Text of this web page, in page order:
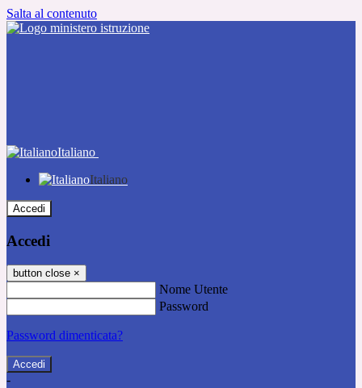
Salta al contenuto
Italiano
Italiano
Accedi
Accedi
button close ×
Nome Utente
Password
Password dimenticata?
-